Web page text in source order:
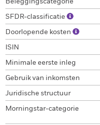
Beleggingscategorie
SFDR-classificatie
Doorlopende kosten
ISIN
Minimale eerste inleg
Gebruik van inkomsten
Juridische structuur
Morningstar-categorie